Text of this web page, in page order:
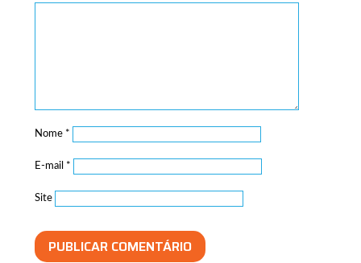
Nome *
E-mail *
Site